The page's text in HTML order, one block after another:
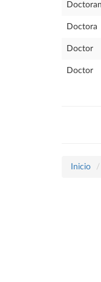
Doctora
Doctor
Doctor
Inicio